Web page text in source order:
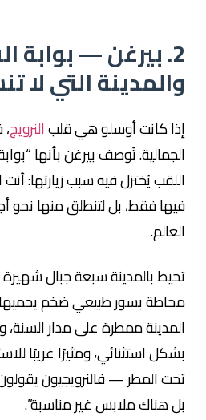
2. بيرغن — بوابة
والمدينة التي لا
إذا كانت أوسلو هي قلبالنرويج
الجمالية. تُوصف بيرغن بأنها
اللقب يُختزل فيه سبب زيارتها:
فيها فقط، بل لتنطلق منها نحو
العالم.
تحيط بالمدينة سبعة جبال شهيرة
محاطة بسور طبيعي ضخم
المدينة ممطرة على مدار
بشكل استثنائي، ومثيرًا غريبًا
تحت المطر — فالنرويجيون
بل هناك ملابس غير مناسبة”.